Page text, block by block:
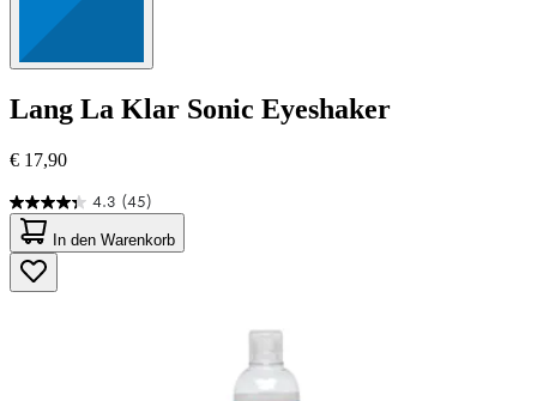
Lang La Klar Sonic Eyeshaker
€ 17,90
4.3 (45)
4.3
von
5
Sternen.
45
In den Warenkorb